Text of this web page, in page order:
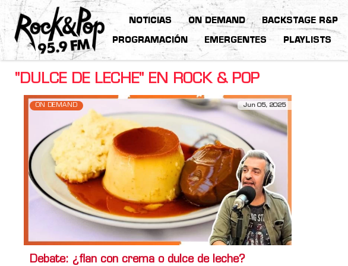
NOTICIAS ON DEMAND BACKSTAGE R&P
PROGRAMACIÓN EMERGENTES PLAYLISTS
"DULCE DE LECHE" EN ROCK & POP
ON DEMAND Jun 05, 2025
Debate: ¿flan con crema o dulce de leche?